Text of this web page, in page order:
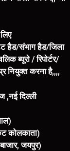
हैड/संभाग हैड/जिला
ब्यूरो / रिपोर्टर/
नियुक्त करना है,,,,
,नई दिल्ली
कोलकाता)
जयपुर)